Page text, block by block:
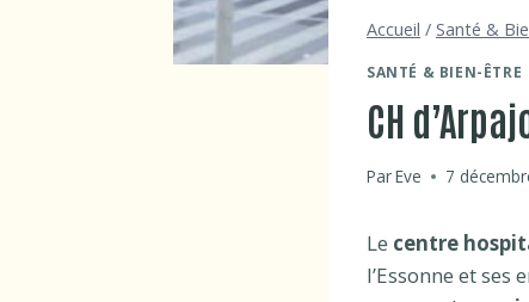
Accueil / Santé &
SANTÉ & BIEN-ÊTRE
CH
ParEve 7
Le centre
l’Essonne et ses